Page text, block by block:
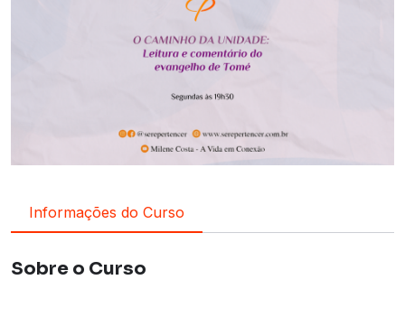
Informações do Curso
Sobre o Curso